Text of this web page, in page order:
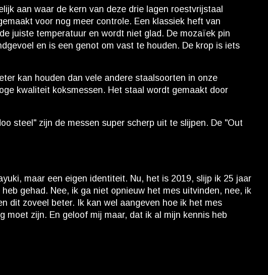
aan waar de kern van deze drie lagen roestvrijstaal
voor nog meer controle. Een klassiek heft van
juiste temperatuur en wordt niet glad. De mozaïek pin
en is een genot om vast te houden. De krop is iets
kan houden dan vele andere staalsoorten in onze
kwaliteit koksmessen. Het staal wordt gemaakt door
steel" zijn de messen super scherp uit te slijpen. De "Out
maar een eigen identiteit. Nu, het is 2019, slijp ik 25 jaar
gehad. Nee, ik ga niet opnieuw het mes uitvinden, nee, ik
dit zoveel beter. Ik kan wel aangeven hoe ik het mes
zijn. En geloof mij maar, dat ik al mijn kennis heb